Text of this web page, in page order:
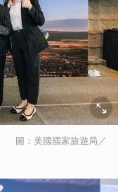
圖：美國國家旅遊局／